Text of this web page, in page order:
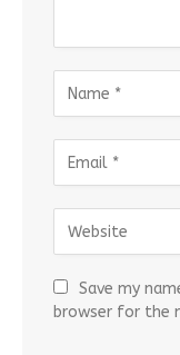
Save my
browser for the